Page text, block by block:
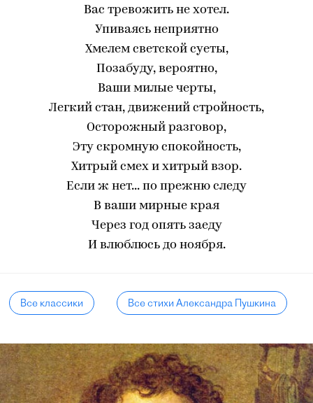
Вас тревожить не хотел.
Упиваясь неприятно
Хмелем светской суеты,
Позабуду, вероятно,
Ваши милые черты,
Легкий стан, движений стройность,
Осторожный разговор,
Эту скромную спокойность,
Хитрый смех и хитрый взор.
Если ж нет... по прежню следу
В ваши мирные края
Через год опять заеду
И влюблюсь до ноября.
Все классики Все стихи Александра Пушкина